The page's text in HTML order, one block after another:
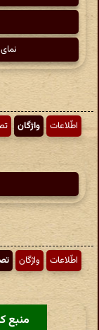
اطّلاعات واژگان
اطّلاعات واژگان
منبع